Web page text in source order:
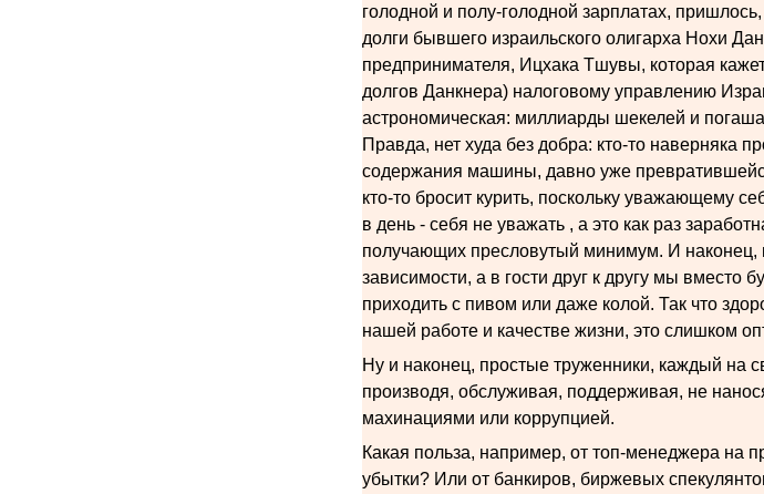
голодной и полу-голодной зарплатах,
долги бывшего израильского олигарха Нохи
предпринимателя, Ицхака Тшувы, которая
долгов Данкнера) налоговому управлению
астрономическая: миллиарды шекелей и
Правда, нет худа без добра: кто-то наверняка
содержания машины, давно уже
кто-то бросит курить, поскольку уважающему
в день - себя не уважать , а это как раз
получающих пресловутый минимум. И наконец,
зависимости, а в гости друг к другу мы вместо
приходить с пивом или даже колой. Так что
нашей работе и качестве жизни, это слишком
Ну и наконец, простые труженники, каждый на
производя, обслуживая, поддерживая, не
махинациями или коррупцией.
Какая польза, например, от топ-менеджера на
убытки? Или от банкиров, биржевых